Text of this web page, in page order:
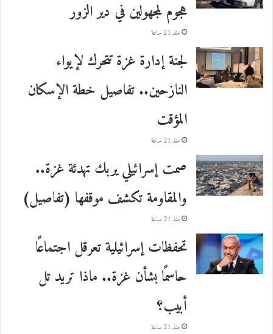
هجوم لمجهولين في دير الزور
منذ 21 ساعة
لجنة إدارة غزة تتحرك لإيواء
النازحين.. تفاصيل خطة الإسكان
المؤقت
منذ 21 ساعة
صمت إسرائيلي يربك تهدئة غزة..
والمقاومة تكشف موقفها (تفاصيل)
منذ 21 ساعة
تحفظات إسرائيلية تعرقل اجتماعًا
حاسمًا بشأن غزة.. ماذا تريد تل
أبيب؟
منذ 21 ساعة